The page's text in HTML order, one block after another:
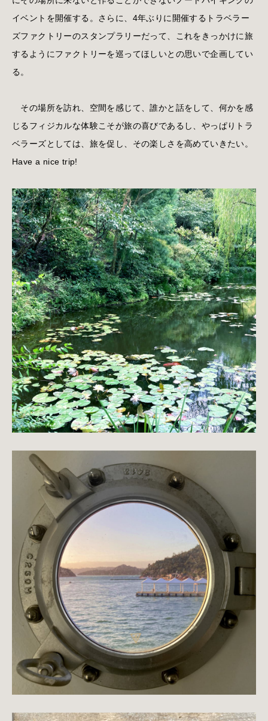
イベントを開催する。さらに、4年ぶりに開催するトラベラー
ズファクトリーのスタンプラリーだって、これをきっかけに旅
するようにファクトリーを巡ってほしいとの思いで企画してい
る。
その場所を訪れ、空間を感じて、誰かと話をして、何かを感
じるフィジカルな体験こそが旅の喜びであるし、やっぱりトラ
ベラーズとしては、旅を促し、その楽しさを高めていきたい。
Have a nice trip!